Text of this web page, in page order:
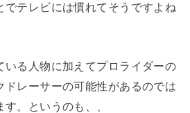
でテレビには慣れてそうですよね
いる人物に加えてプロライダーの
ドレーサーの可能性があるのでは
。というのも、、